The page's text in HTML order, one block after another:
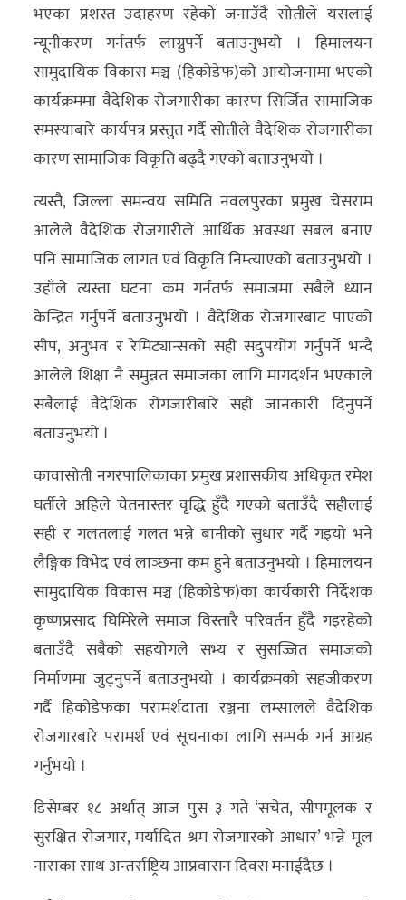
क्लिक
खबर
विशेष
राशिफल
फोटो
ग्यालरी
भिडियो
भएका प्रशस्त उदाहरण रहेको जनाउँदै सोतीले यसलाई
न्यूनीकरण गर्नतर्फ लाग्नुपर्ने बताउनुभयो । हिमालयन
सामुदायिक विकास मञ्च (हिकोडेफ)को आयोजनामा भएको
कार्यक्रममा वैदेशिक रोजगारीका कारण सिर्जित सामाजिक
समस्याबारे कार्यपत्र प्रस्तुत गर्दै सोतीले वैदेशिक रोजगारीका
कारण सामाजिक विकृति बढ्दै गएको बताउनुभयो ।
त्यस्तै, जिल्ला समन्वय समिति नवलपुरका प्रमुख चेसराम
आलेले वैदेशिक रोजगारीले आर्थिक अवस्था सबल बनाए
पनि सामाजिक लागत एवं विकृति निम्त्याएको बताउनुभयो ।
उहाँले त्यस्ता घटना कम गर्नतर्फ समाजमा सबैले ध्यान
केन्द्रित गर्नुपर्ने बताउनुभयो । वैदेशिक रोजगारबाट पाएको
सीप, अनुभव र रेमिट्यान्सको सही सदुपयोग गर्नुपर्ने भन्दै
आलेले शिक्षा नै समुन्नत समाजका लागि मागदर्शन भएकाले
सबैलाई वैदेशिक रोगजारीबारे सही जानकारी दिनुपर्ने
बताउनुभयो ।
कावासोती नगरपालिकाका प्रमुख प्रशासकीय अधिकृत रमेश
घर्तीले अहिले चेतनास्तर वृद्धि हुँदै गएको बताउँदै सहीलाई
सही र गलतलाई गलत भन्ने बानीको सुधार गर्दै गइयो भने
लैङ्गिक विभेद एवं लाञ्छना कम हुने बताउनुभयो । हिमालयन
सामुदायिक विकास मञ्च (हिकोडेफ)का कार्यकारी निर्देशक
कृष्णप्रसाद घिमिरेले समाज विस्तारै परिवर्तन हुँदै गइरहेको
बताउँदै सबैको सहयोगले सभ्य र सुसज्जित समाजको
निर्माणमा जुट्नुपर्ने बताउनुभयो । कार्यक्रमको सहजीकरण
गर्दै हिकोडेफका परामर्शदाता रञ्जना लम्सालले वैदेशिक
रोजगारबारे परामर्श एवं सूचनाका लागि सम्पर्क गर्न आग्रह
गर्नुभयो ।
डिसेम्बर १८ अर्थात् आज पुस ३ गते ‘सचेत, सीपमूलक र
सुरक्षित रोजगार, मर्यादित श्रम रोजगारको आधार’ भन्ने मूल
नाराका साथ अन्तर्राष्ट्रिय आप्रवासन दिवस मनाईदैछ ।